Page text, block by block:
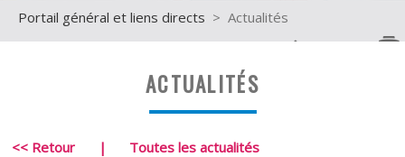
Portail général et liens directs > Actualités
ACTUALITÉS
<< Retour | Toutes les actualités